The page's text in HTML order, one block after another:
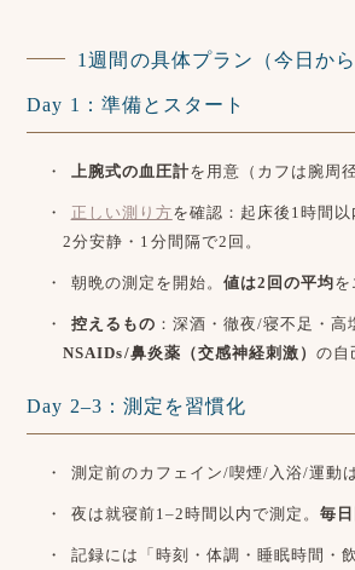
1週間の具体プラン（今日から
Day 1：準備とスタート
上腕式の血圧計を用意（カフは腕周
正しい測り方を確認：起床後1時間
2分安静・1分間隔で2回。
朝晩の測定を開始。 値は2回の平均を
控えるもの ：深酒・徹夜/寝不足・高
NSAIDs/鼻炎薬（交感神経刺激）の自
Day 2–3：測定を習慣化
測定前のカフェイン/喫煙/入浴/運動
夜は就寝前1–2時間以内で測定。毎
記録には「時刻・体調・睡眠時間・